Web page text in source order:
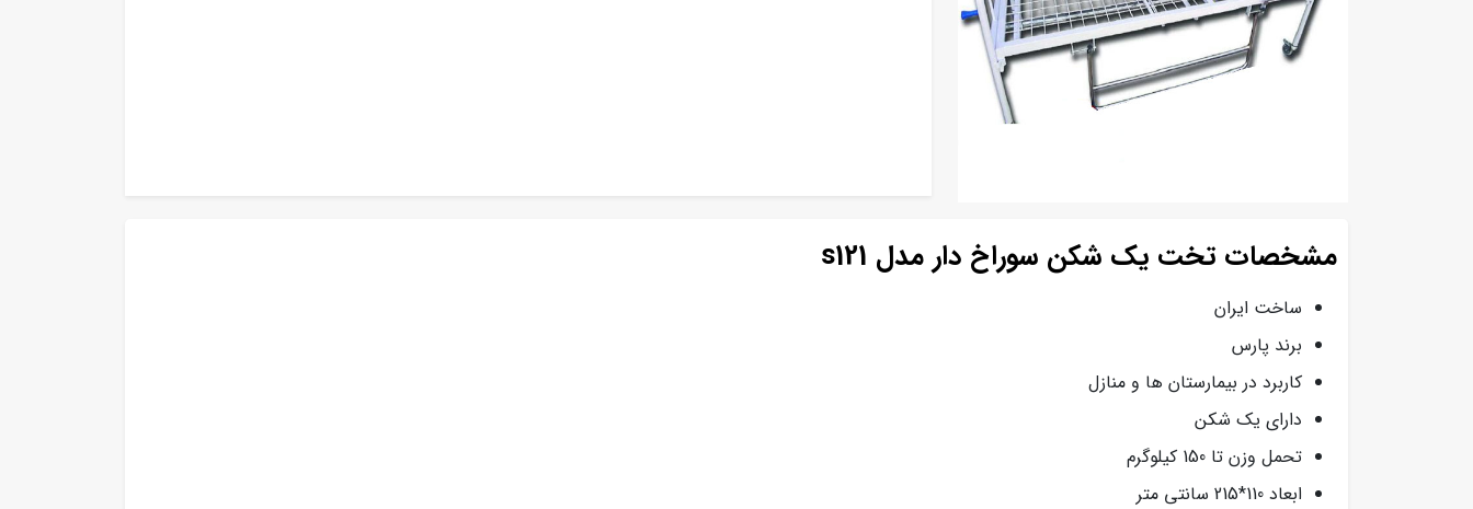
مشخصات تخت یک شکن سوراخ دار مدل s121
ساخت ایران
برند پارس
کاربرد در بیمارستان ها و منازل
دارای یک شکن
تحمل وزن تا 150 کیلوگرم
ابعاد 110*215 سانتی متر